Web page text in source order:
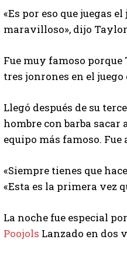
«Es por eso que juegas
maravilloso», dijo
Fue muy famoso
tres jonrones en el
Llegó después de su
hombre con barba sacar
equipo más famoso.
«Siempre tienes que
«Esta es la primera vez
La noche fue especial
Poojols Lanzado en dos